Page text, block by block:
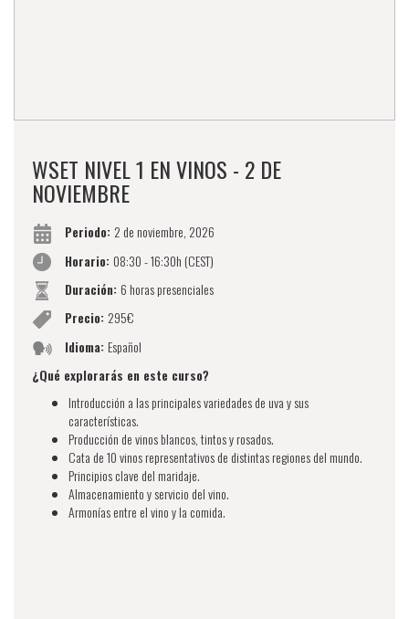
WSET NIVEL 1 EN VINOS - 2 DE
NOVIEMBRE
Periodo: 2 de noviembre, 2026
Horario: 08:30 - 16:30h (CEST)
Duración: 6 horas presenciales
Precio: 295€
Idioma: Español
¿Qué explorarás en este curso?
Introducción a las principales variedades de uva y sus
características.
Producción de vinos blancos, tintos y rosados.
Cata de 10 vinos representativos de distintas regiones del mundo.
Principios clave del maridaje.
Almacenamiento y servicio del vino.
Armonías entre el vino y la comida.